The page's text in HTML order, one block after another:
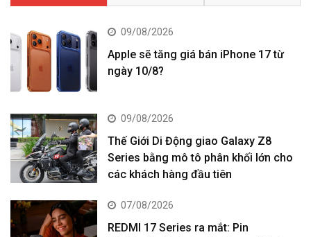
09/08/2026
Apple sẽ tăng giá bán iPhone 17 từ
ngày 10/8?
09/08/2026
Thế Giới Di Động giao Galaxy Z8
Series bằng mô tô phân khối lớn cho
các khách hàng đầu tiên
07/08/2026
REDMI 17 Series ra mắt: Pin